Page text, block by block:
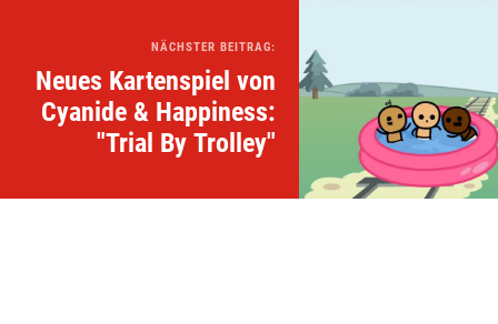
NÄCHSTER BEITRAG:
Neues Kartenspiel von
Cyanide & Happiness:
"Trial By Trolley"